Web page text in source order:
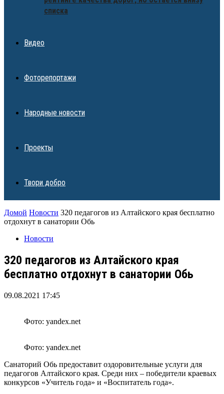
списка
Видео
Фоторепортажи
Народные новости
Проекты
Твори добро
Домой Новости 320 педагогов из Алтайского края бесплатно
отдохнут в санатории Обь
Новости
320 педагогов из Алтайского края
бесплатно отдохнут в санатории Обь
09.08.2021 17:45
Фото: yandex.net
Фото: yandex.net
Санаторий Обь предоставит оздоровительные услуги для
педагогов Алтайского края. Среди них – победители краевых
конкурсов «Учитель года» и «Воспитатель года».